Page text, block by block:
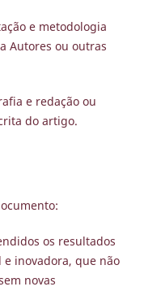
e metodologia
Autores ou outras
e redação ou
do artigo.
os resultados
inovadora, que não
novas